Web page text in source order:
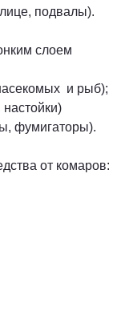
подвалы).
слоем
и рыб);
фумигаторы).
от комаров: